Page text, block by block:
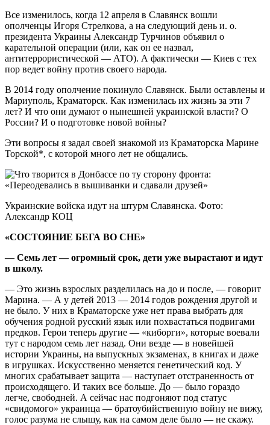
Все изменилось, когда 12 апреля в Славянск вошли
ополченцы Игоря Стрелкова, а на следующий день и. о.
президента Украины Александр Турчинов объявил о
карательной операции (или, как он ее назвал,
антитеррористической — АТО). А фактически — Киев с тех
пор ведет войну против своего народа.
В 2014 году ополчение покинуло Славянск. Были оставлены и
Мариуполь, Краматорск. Как изменилась их жизнь за эти 7
лет? И что они думают о нынешней украинской власти? О
России? И о подготовке новой войны?
Эти вопросы я задал своей знакомой из Краматорска Марине
Торской*, с которой много лет не общались.
Украинские войска идут на штурм Славянска. Фото:
Александр КОЦ
«СОСТОЯНИЕ БЕГА ВО СНЕ»
— Семь лет — огромный срок, дети уже вырастают и идут
в школу.
— Это жизнь взрослых разделилась на до и после, — говорит
Марина. — А у детей 2013 — 2014 годов рождения другой и
не было. У них в Краматорске уже нет права выбрать для
обучения родной русский язык или похвастаться подвигами
предков. Герои теперь другие — «киборги», которые воевали
тут с народом семь лет назад. Они везде — в новейшей
истории Украины, на выпускных экзаменах, в книгах и даже
в игрушках. Искусственно меняется генетический код. У
многих срабатывает защита — наступает отстраненность от
происходящего. И таких все больше. До — было гораздо
легче, свободней. А сейчас нас подгоняют под статус
«свидомого» украинца — братоубийственную войну не вижу,
голос разума не слышу, как на самом деле было — не скажу.